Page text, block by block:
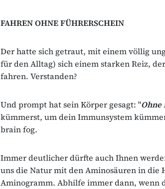
FAHREN OHNE FÜHRERSCHEIN
Der hatte sich getraut, mit einem völlig
für den Alltag) sich einem starken Reiz,
fahren. Verstanden?
Und prompt hat sein Körper gesagt: "Ohne
kümmerst, um dein Immunsystem
brain fog.
Immer deutlicher dürfte auch Ihnen
uns die Natur mit den Aminosäuren in die
Aminogramm. Abhilfe immer dann, wenn